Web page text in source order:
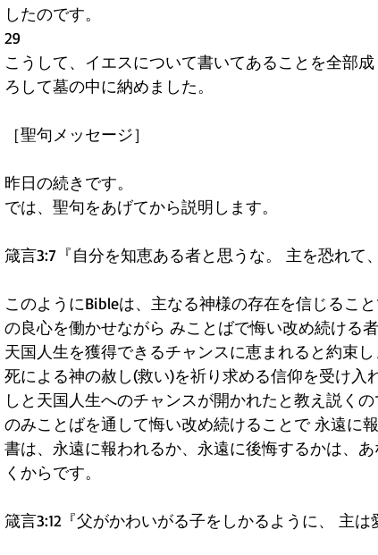
したのです。
29
こうして、イエスについて書いてあることを全部
ろして墓の中に納めました。
［聖句メッセージ］
昨日の続きです。
では、聖句をあげてから説明します。
箴言3:7『自分を知恵ある者と思うな。 主を恐れて
このようにBibleは、主なる神様の存在を信じるこ
の良心を働かせながら みことばで悔い改め続ける
天国人生を獲得できるチャンスに恵まれると約束
死による神の赦し(救い)を祈り求める信仰を受け入
しと天国人生へのチャンスが開かれたと教え説く
のみことばを通して悔い改め続けることで 永遠に
書は、永遠に報われるか、永遠に後悔するかは、
くからです。
箴言3:12『父がかわいがる子をしかるように、 主は